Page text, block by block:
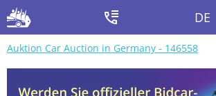
DE
Auktion Car Auction in Germany - 146558